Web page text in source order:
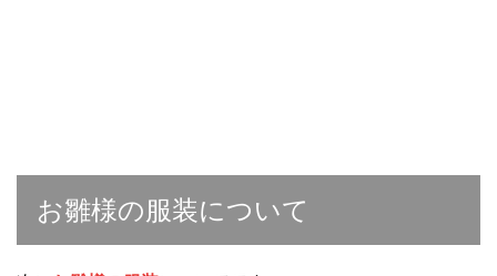
お雛様の服装について